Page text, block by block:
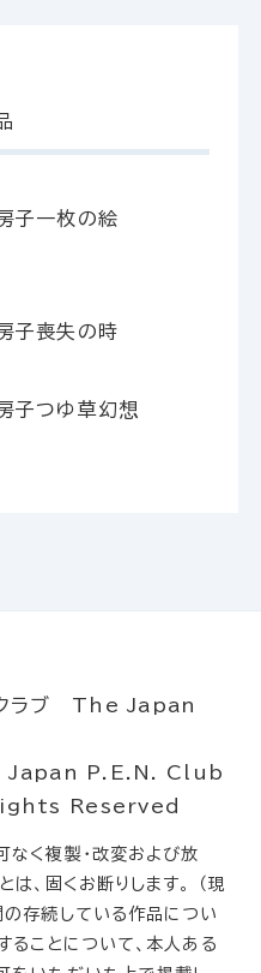
子一枚の絵
子喪失の時
子つゆ草幻想
クラブ The Japan
Japan P.E.N. Club
Reserved
く複製・改変および放
、固くお断りします。 （現
存続している作品につい
ることについて、本人ある